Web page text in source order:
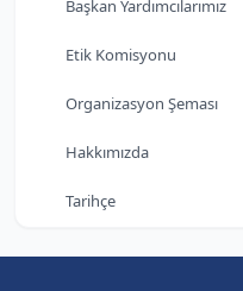
Başkan Yardımcılarımız
Etik Komisyonu
Organizasyon Şeması
Hakkımızda
Tarihçe